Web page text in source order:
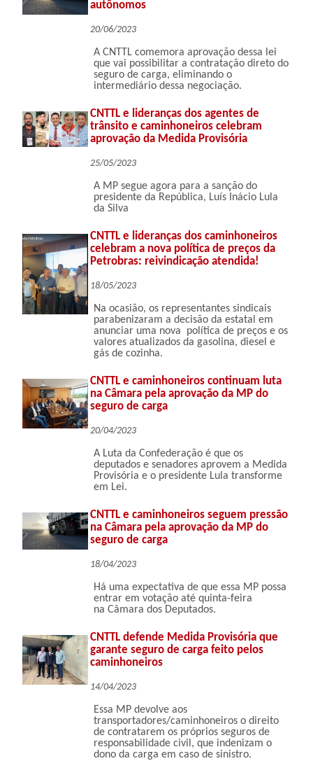
autônomos
20/06/2023
A CNTTL comemora aprovação dessa lei
que vai possibilitar a contratação direto do
seguro de carga, eliminando o
intermediário dessa negociação.
CNTTL e lideranças dos agentes de
trânsito e caminhoneiros celebram
aprovação da Medida Provisória
25/05/2023
A MP segue agora para a sanção do
presidente da República, Luís Inácio Lula
da Silva
CNTTL e lideranças dos caminhoneiros
celebram a nova política de preços da
Petrobras: reivindicação atendida!
18/05/2023
Na ocasião, os representantes sindicais
parabenizaram a decisão da estatal em
anunciar uma nova política de preços e os
valores atualizados da gasolina, diesel e
gás de cozinha.
CNTTL e caminhoneiros continuam luta
na Câmara pela aprovação da MP do
seguro de carga
20/04/2023
A Luta da Confederação é que os
deputados e senadores aprovem a Medida
Provisória e o presidente Lula transforme
em Lei.
CNTTL e caminhoneiros seguem pressão
na Câmara pela aprovação da MP do
seguro de carga
18/04/2023
Há uma expectativa de que essa MP possa
entrar em votação até quinta-feira
na Câmara dos Deputados.
CNTTL defende Medida Provisória que
garante seguro de carga feito pelos
caminhoneiros
14/04/2023
Essa MP devolve aos
transportadores/caminhoneiros o direito
de contratarem os próprios seguros de
responsabilidade civil, que indenizam o
dono da carga em caso de sinistro.